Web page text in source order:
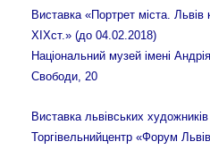
Виставка «Портрет міста.
XIXст.» (до 04.02.2018)
Національний музей імені
Свободи, 20
Виставка львівських
Торгівельнийцентр «Форум